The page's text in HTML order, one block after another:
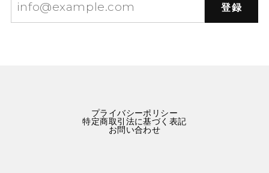
登録
プライバシーポリシー
特定商取引法に基づく表記
お問い合わせ